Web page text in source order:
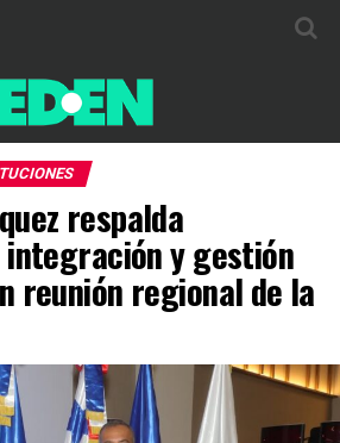
respalda
integración y gestión
reunión regional de la